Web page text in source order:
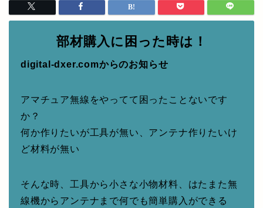
部材購入に困った時は！
digital-dxer.comからのお知らせ
アマチュア無線をやってて困ったことないです
か？
何か作りたいが工具が無い、アンテナ作りたいけ
ど材料が無い
そんな時、工具から小さな小物材料、はたまた無
線機からアンテナまで何でも簡単購入ができる